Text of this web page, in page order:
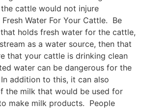
cattle would not injure
Water For Your Cattle. Be
holds fresh water for the cattle,
as a water source, then that
that your cattle is drinking clean
water can be dangerous for the
addition to this, it can also
the milk that would be used for
make milk products. People